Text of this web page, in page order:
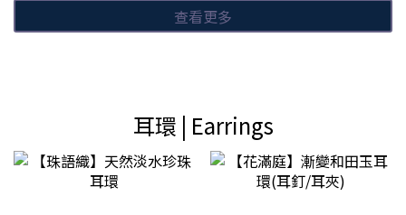
查看更多
耳環 | Earrings